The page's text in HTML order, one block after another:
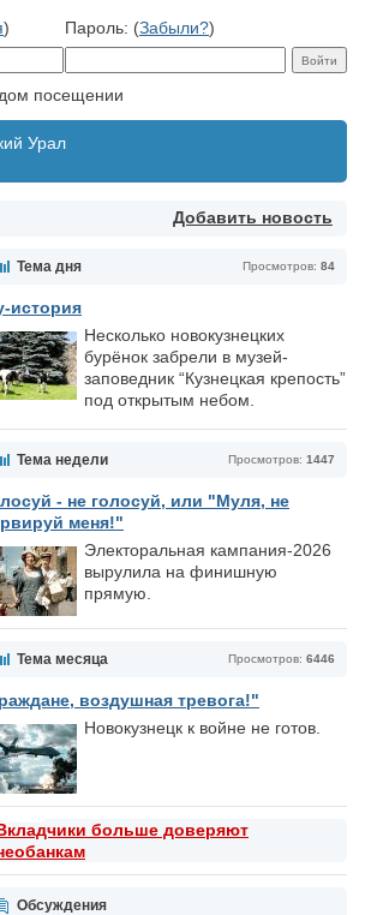
) Пароль: (Забыли?)
посещении
Урал
Добавить новость
Просмотров: 84
Тема дня
история
Несколько новокузнецких
бурёнок забрели в музей-
заповедник “Кузнецкая крепость”
под открытым небом.
Просмотров: 1447
Тема недели
- не голосуй, или "Муля, не
меня!"
Электоральная кампания-2026
вырулила на финишную
прямую.
Просмотров: 6446
Тема месяца
воздушная тревога!"
Новокузнецк к войне не готов.
больше доверяют
Обсуждения